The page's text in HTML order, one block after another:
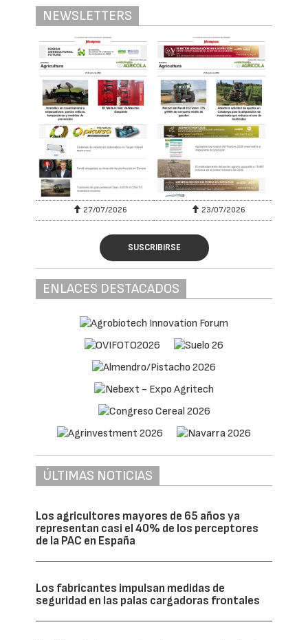
NEWSLETTERS
27/07/2026 23/07/2026
SUSCRIBIRSE
ENLACES DESTACADOS
ÚLTIMAS NOTICIAS
Los agricultores mayores de 65 años ya
representan casi el 40% de los perceptores
de la PAC en España
Los fabricantes impulsan medidas de
seguridad en las palas cargadoras frontales